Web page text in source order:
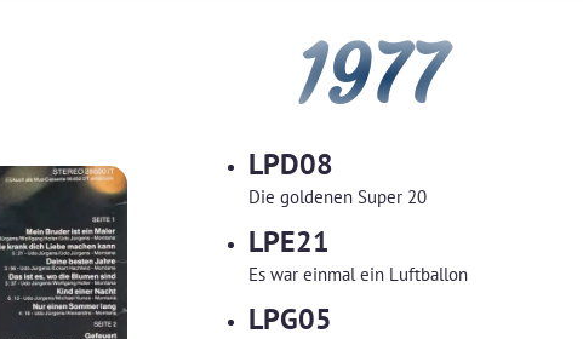
1977
LPD08
Die goldenen Super 20
LPE21
Es war einmal ein Luftballon
LPG05